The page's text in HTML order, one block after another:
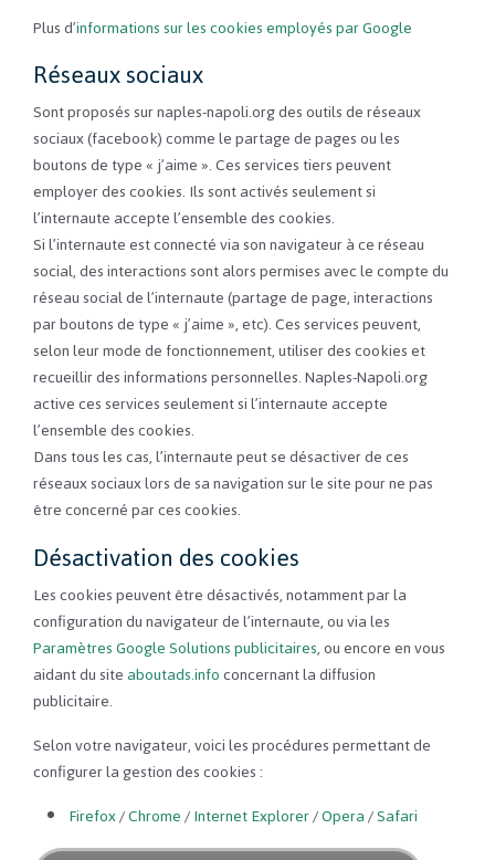
Plus d’informations sur les cookies employés par Google
Réseaux sociaux
Sont proposés sur naples-napoli.org des outils de réseaux
sociaux (facebook) comme le partage de pages ou les
boutons de type « j’aime ». Ces services tiers peuvent
employer des cookies. Ils sont activés seulement si
l’internaute accepte l’ensemble des cookies.
Si l’internaute est connecté via son navigateur à ce réseau
social, des interactions sont alors permises avec le compte du
réseau social de l’internaute (partage de page, interactions
par boutons de type « j’aime », etc). Ces services peuvent,
selon leur mode de fonctionnement, utiliser des cookies et
recueillir des informations personnelles. Naples-Napoli.org
active ces services seulement si l’internaute accepte
l’ensemble des cookies.
Dans tous les cas, l’internaute peut se désactiver de ces
réseaux sociaux lors de sa navigation sur le site pour ne pas
être concerné par ces cookies.
Désactivation des cookies
Les cookies peuvent être désactivés, notamment par la
configuration du navigateur de l’internaute, ou via les
Paramètres Google Solutions publicitaires, ou encore en vous
aidant du siteaboutads.infoconcernant la diffusion
publicitaire.
Selon votre navigateur, voici les procédures permettant de
configurer la gestion des cookies :
Firefox/Chrome/Internet Explorer/Opera/Safari